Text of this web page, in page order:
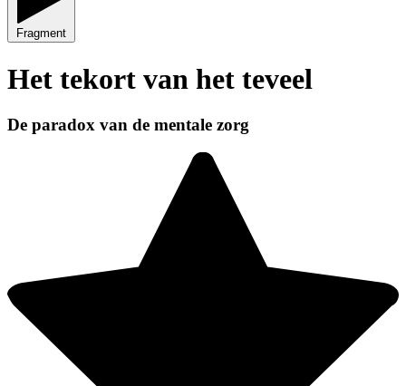
Fragment
Het tekort van het teveel
De paradox van de mentale zorg